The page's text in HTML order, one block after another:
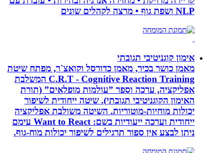
NLP ושפת גוף • מרצה לקהלים שונים
אימון קוגניטיבי תגובתי
מאמן כושר בכיר, מאמן כדורסל וקואצ`ר, מפתח שיטת
C.R.T - Cognitive Reaction Training המשלבת
אפליקציה, ערכה וספר ”עולמות מופלאים” (תורת
האימון הקוגניטיבי תגובתי). שיטה ייחודית לשיפור
יכולות מוחיות-מוטוריות. השיטה משולבת אפליקציה
ייחודית וערכה ייעודיות בשם: Want to React עימם
ניתן לבצע אין ספור תרגילים לשיפור יכולות מוח-גוף.